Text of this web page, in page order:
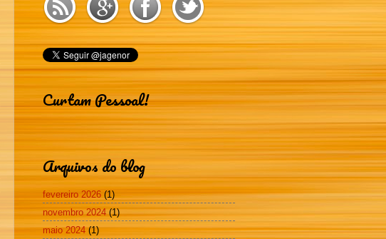
Curtam Pessoal!
Arquivos do blog
fevereiro 2026 (1)
novembro 2024(1)
maio 2024(1)